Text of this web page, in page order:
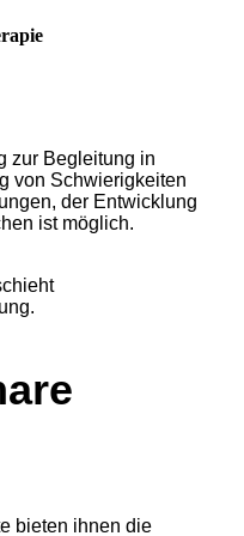
zur Begleitung in
von Schwierigkeiten
der Entwicklung
ist möglich.
bieten ihnen die